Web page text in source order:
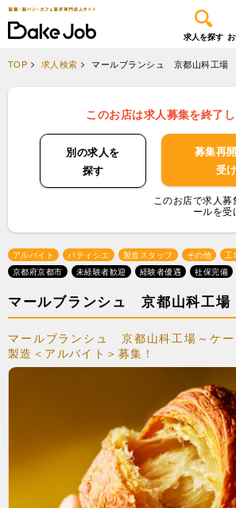
求人を探す
TOP 求人検索 マールブランシュ 京都山科工場
このお店は求人募集を終了
別の求人を
探す
募集再
受
このお店で求人
ールを受
アルバイト パティシエ 製造スタッフ その他
工
京都府京都市
未経験者歓迎 経験者優遇 社保完備
マールブランシュ 京都山科工場
マールブランシュ 京都山科工場～ケ
製造＜アルバイト＞募集！